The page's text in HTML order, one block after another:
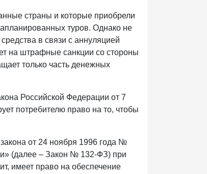
страны и которые приобрели
туров. Однако не
в связи с аннуляцией
на штрафные санкции со стороны
только часть денежных
Российской Федерации от 7
потребителю право на то, чтобы
от 24 ноября 1996 года №
(далее – Закон № 132-ФЗ) при
имеет право на обеспечение